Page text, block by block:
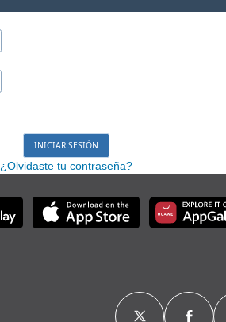
¿Olvidaste tu contraseña?